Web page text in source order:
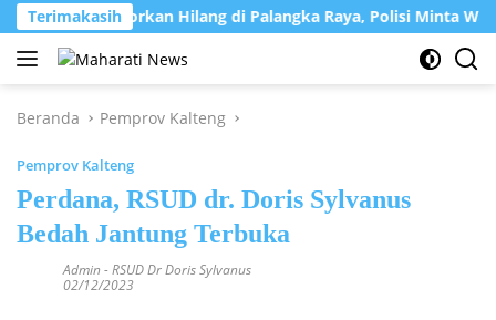
Langsung
ke
konten
Terimakasih
Dilaporkan Hilang di Palangka Raya, Polisi Minta
Beranda Pemprov Kalteng
Pemprov Kalteng
Perdana, RSUD dr. Doris Sylvanus
Bedah Jantung Terbuka
Admin -RSUD Dr Doris Sylvanus
02/12/2023